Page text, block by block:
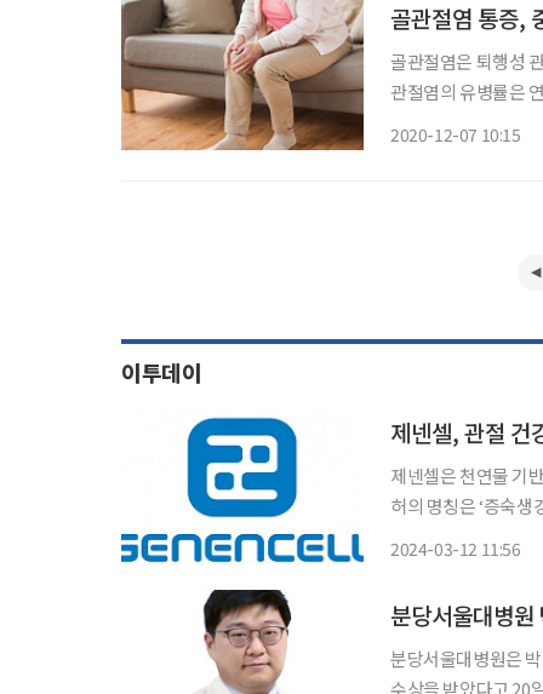
골관절염 통증,
골관절염은 퇴행성
관절염의 유병률은
2020-12-07 10:15
이투데이
제넨셀, 관절 건
제넨셀은 천연물 기반
허의 명칭은 ‘증숙
2024-03-12 11:56
분당서울대병
분당서울대병원은
수상을 받았다고 20일 밝혔다. 국제학술상 최우수상은 국제학